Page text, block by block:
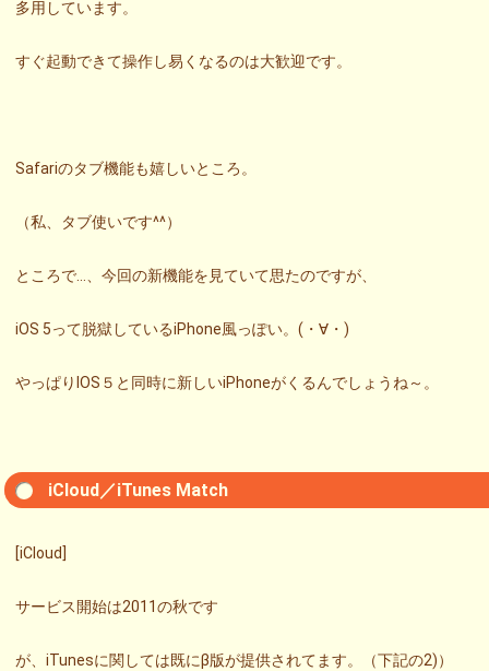
多用しています。
すぐ起動できて操作し易くなるのは大歓迎です。
Safariのタブ機能も嬉しいところ。
（私、タブ使いです^^）
ところで…、今回の新機能を見ていて思たのですが、
iOS 5って脱獄しているiPhone風っぽい。(・∀・)
やっぱりIOS５と同時に新しいiPhoneがくるんでしょうね～。
iCloud／iTunes Match
[iCloud]
サービス開始は2011の秋です
が、iTunesに関しては既にβ版が提供されてます。（下記の2)）